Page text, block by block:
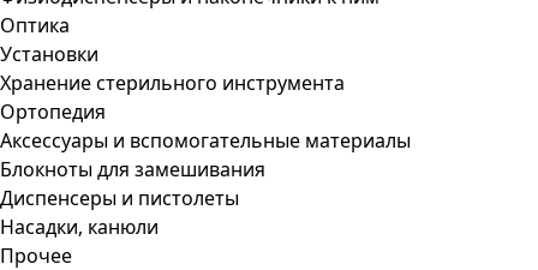
Оптика
Установки
Хранение стерильного инструмента
Ортопедия
Аксессуары и вспомогательные материалы
Блокноты для замешивания
Диспенсеры и пистолеты
Насадки, канюли
Прочее